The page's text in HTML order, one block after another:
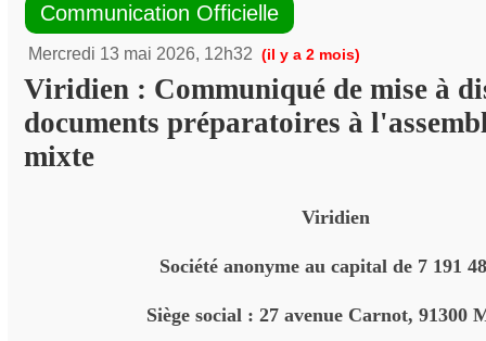
Communication Officielle
Mercredi 13 mai 2026, 12h32 (il y a 2 mois)
Viridien : Communiqué de mise à
documents préparatoires à
mixte
Viridien
Société anonyme au capital de 7 191
Siège social : 27 avenue Carnot, 91300